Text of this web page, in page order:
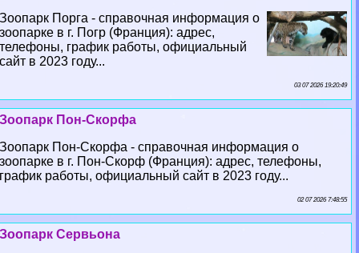
Зоопарк Порга - справочная информация о
зоопарке в г. Погр (Франция): адрес,
телефоны, график работы, официальный
сайт в 2023 году...
03 07 2026 19:20:49
Зоопарк Пон-Скорфа
Зоопарк Пон-Скорфа - справочная информация о
зоопарке в г. Пон-Скорф (Франция): адрес, телефоны,
график работы, официальный сайт в 2023 году...
02 07 2026 7:48:55
Зоопарк Сервьона